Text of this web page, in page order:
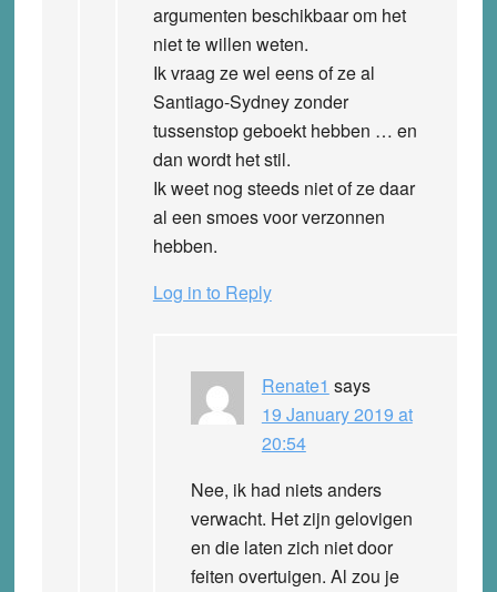
argumenten beschikbaar om het
niet te willen weten.
Ik vraag ze wel eens of ze al
Santiago-Sydney zonder
tussenstop geboekt hebben … en
dan wordt het stil.
Ik weet nog steeds niet of ze daar
al een smoes voor verzonnen
hebben.
Log in to Reply
Renate1 says
19 January 2019 at
20:54
Nee, ik had niets anders
verwacht. Het zijn gelovigen
en die laten zich niet door
feiten overtuigen. Al zou je